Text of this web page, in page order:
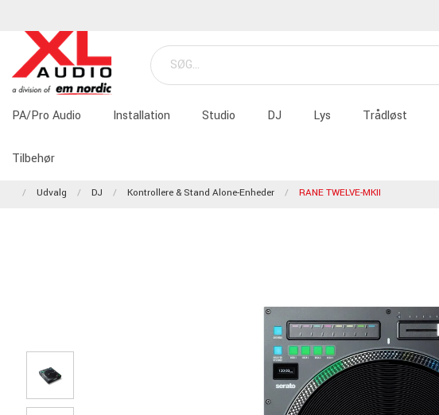
PA/Pro Audio Installation Studio DJ Lys Trådløst
Tilbehør
Udvalg DJ Kontrollere & Stand Alone-Enheder RANE TWELVE-MKII